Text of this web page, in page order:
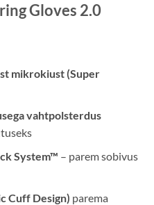
Gloves 2.0
mikrokiust (Super
vahtpolsterdus
System™ – parem sobivus
Cuff Design) parema